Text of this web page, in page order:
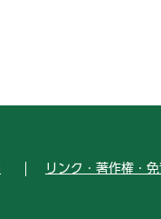
リンク・著作権・